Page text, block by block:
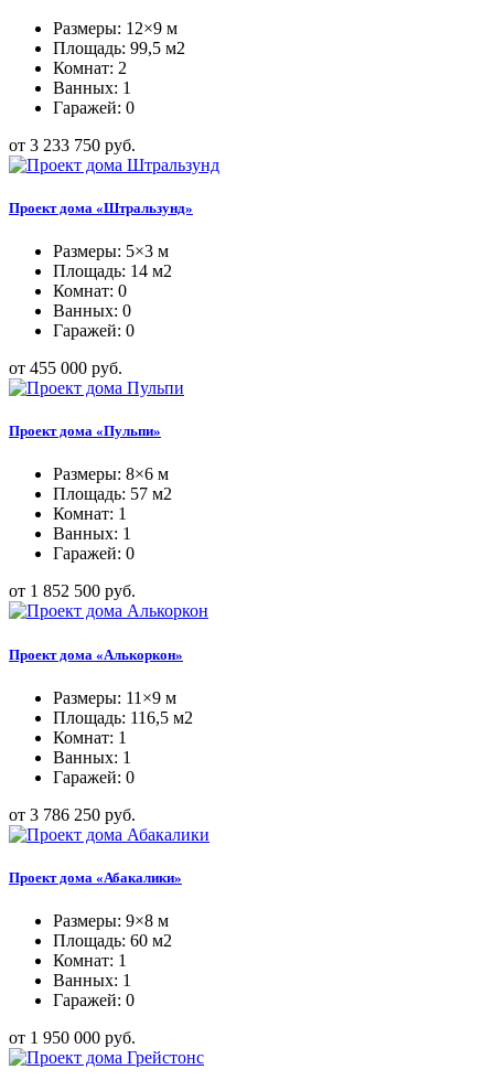
Размеры: 12×9 м
Площадь: 99,5 м2
Комнат: 2
Ванных: 1
Гаражей: 0
от 3 233 750 руб.
Проект дома «Штральзунд»
Размеры: 5×3 м
Площадь: 14 м2
Комнат: 0
Ванных: 0
Гаражей: 0
от 455 000 руб.
Проект дома «Пульпи»
Размеры: 8×6 м
Площадь: 57 м2
Комнат: 1
Ванных: 1
Гаражей: 0
от 1 852 500 руб.
Проект дома «Алькоркон»
Размеры: 11×9 м
Площадь: 116,5 м2
Комнат: 1
Ванных: 1
Гаражей: 0
от 3 786 250 руб.
Проект дома «Абакалики»
Размеры: 9×8 м
Площадь: 60 м2
Комнат: 1
Ванных: 1
Гаражей: 0
от 1 950 000 руб.